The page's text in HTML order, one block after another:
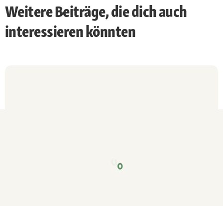
Weitere Beiträge, die dich auch
interessieren könnten